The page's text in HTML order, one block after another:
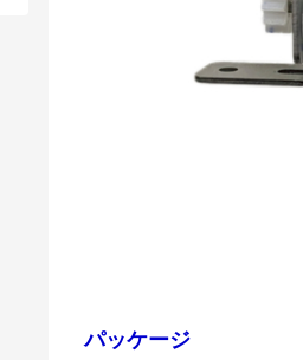
パッケージ